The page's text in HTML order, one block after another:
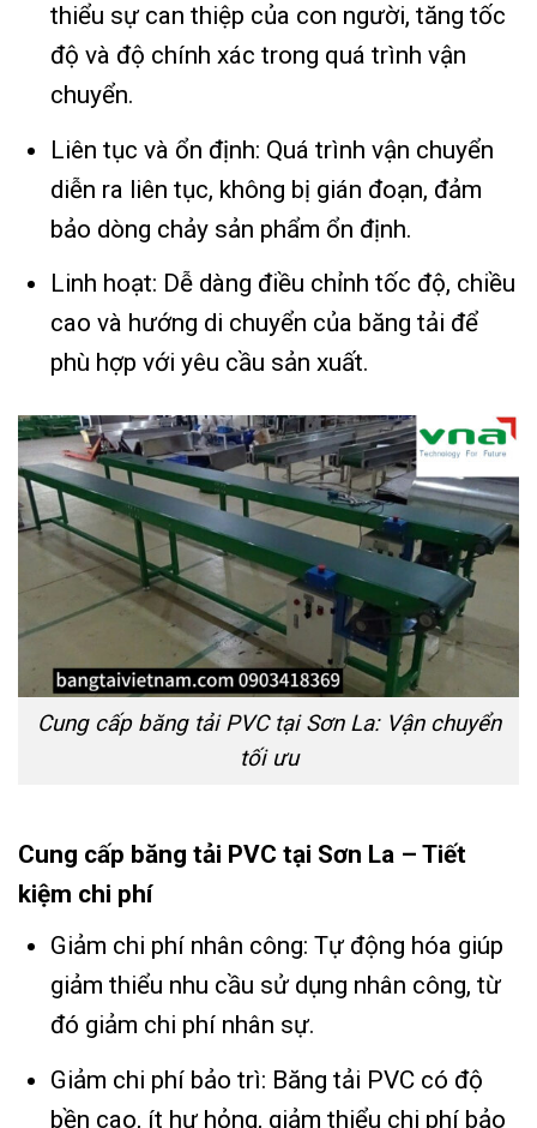
thiểu sự can thiệp của con người, tăng tốc
độ và độ chính xác trong quá trình vận
chuyển.
Liên tục và ổn định: Quá trình vận chuyển
diễn ra liên tục, không bị gián đoạn, đảm
bảo dòng chảy sản phẩm ổn định.
Linh hoạt: Dễ dàng điều chỉnh tốc độ, chiều
cao và hướng di chuyển của băng tải để
phù hợp với yêu cầu sản xuất.
Cung cấp băng tải PVC tại Sơn La: Vận chuyển
tối ưu
Cung cấp băng tải PVC tại Sơn La – Tiết
kiệm chi phí
Giảm chi phí nhân công: Tự động hóa giúp
giảm thiểu nhu cầu sử dụng nhân công, từ
đó giảm chi phí nhân sự.
Giảm chi phí bảo trì: Băng tải PVC có độ
bền cao, ít hư hỏng, giảm thiểu chi phí bảo